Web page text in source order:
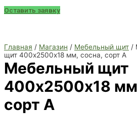
Оставить заявку
Главная / Магазин / Мебельный щит /
щит 400х2500х18 мм, сосна, сорт А
Мебельный щит
400х2500х18
сорт А